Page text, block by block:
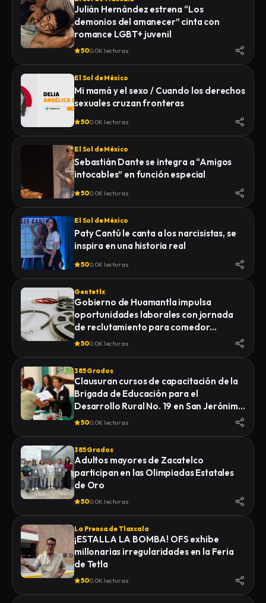
Julián Hernández estrena “Los
demonios del amanecer” cinta con
romance LGBT+ juvenil
500.0K lecturas
El Sol de México
Mi mamá y el sexo / Cuando los derechos
sexuales cruzan fronteras
500.0K lecturas
El Sol de México
Sebastián Dante se integra a “Amigos
intocables” en función especial
500.0K lecturas
El Sol de México
Paty Cantú le canta a los narcisistas, se
inspira en una historia real
500.0K lecturas
Gentetlx
Gobierno de Huamantla impulsa
oportunidades laborales con jornada
de reclutamiento para comedor
industrial
500.0K lecturas
385 Grados
Clausuran cursos de capacitación de la
Brigada de Educación para el
Desarrollo Rural No. 19 en San Jerónimo
Zacualpan
500.0K lecturas
385 Grados
Adultos mayores de Zacatelco
participan en las Olimpiadas Estatales
de Oro
500.0K lecturas
La Prensa de Tlaxcala
¡ESTALLA LA BOMBA! OFS exhibe
millonarias irregularidades en la Feria
de Tetla
500.0K lecturas